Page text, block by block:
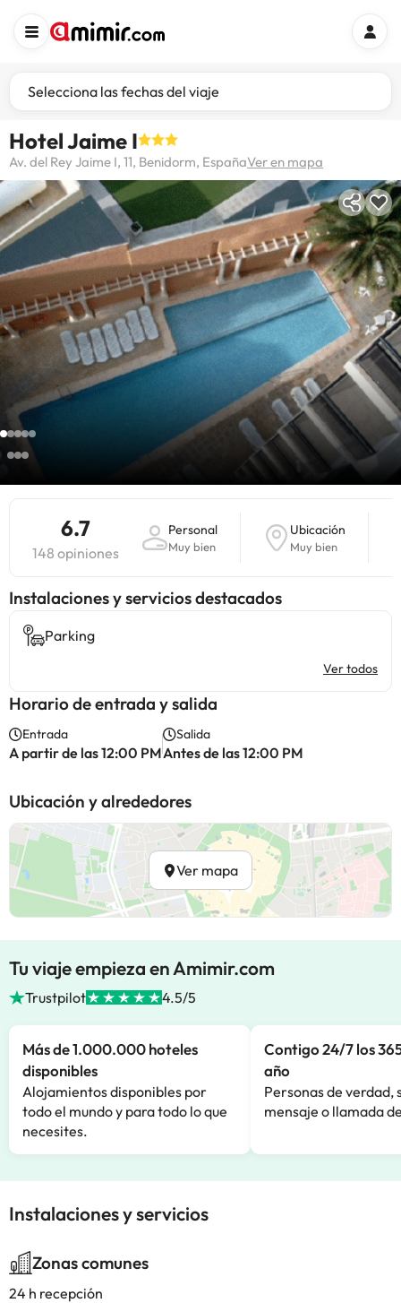
Selecciona las fechas del viaje
Hotel Jaime I
Av. del Rey Jaime I, 11, Benidorm, EspañaVer en mapa
6.7
148 opiniones
Personal
Muy bien
Ubicación
Muy bien
Instalaciones y servicios destacados
Parking
Ver todos
Horario de entrada y salida
Entrada
A partir de las 12:00 PM
Salida
Antes de las 12:00 PM
Ubicación y alrededores
Ver mapa
Tu viaje empieza en Amimir.com
Trustpilot 4.5/5
Más de 1.000.000 hoteles
disponibles
Alojamientos disponibles por
todo el mundo y para todo lo que
necesites.
Contigo 24/7 los
año
Personas de verdad,
mensaje o llamada
Instalaciones y servicios
Zonas comunes
24 h recepción